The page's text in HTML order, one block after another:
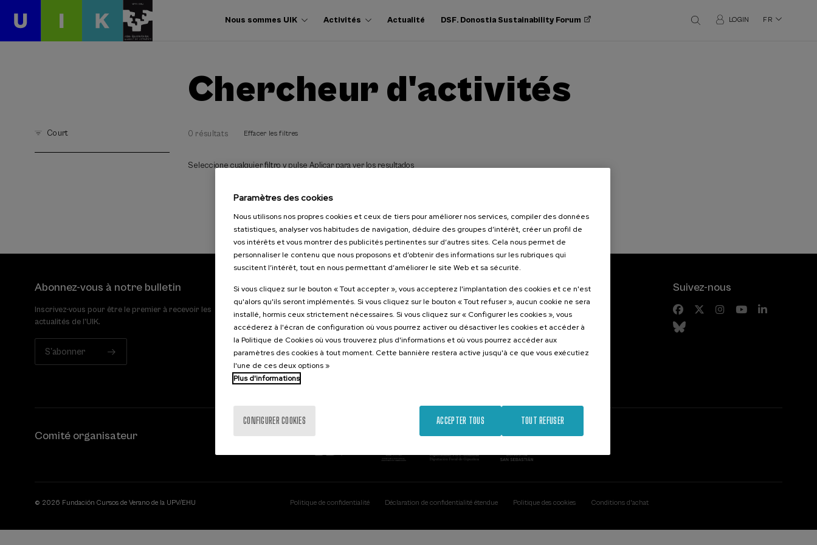
Nous sommes UIK Activités Actualité DSF. Donostia Sustainability Forum LOGIN FR
Chercheur d'activités
Court 0 résultats Effacer les filtres
Seleccione cualquier filtro y pulse Aplicar para ver los resultados
Abonnez-vous à notre bulletin
Inscrivez-vous pour être le premier à recevoir les
actualités de l'UIK.
S'abonner
Contact
20007 Donostia / San Sebastián
Contactez-nous!
Intéressant...
Activités précédentes
Suivez-nous
Comité organisateur
© 2026 Fundación Cursos de Verano de la UPV/EHU Politique de confidentialité Déclaration de confidentialité étendue Politique des cookies Conditions d'achat
Paramètres des cookies
Nous utilisons nos propres cookies et ceux de tiers pour améliorer nos services, compiler des données
statistiques, analyser vos habitudes de navigation, déduire des groupes d’intérêt, créer un profil de
vos intérêts et vous montrer des publicités pertinentes sur d’autres sites. Cela nous permet de
personnaliser le contenu que nous proposons et d’obtenir des informations sur les rubriques qui
suscitent l’intérêt, tout en nous permettant d’améliorer le site Web et sa sécurité.
Si vous cliquez sur le bouton « Tout accepter », vous accepterez l'implantation des cookies et ce n'est
qu'alors qu'ils seront implémentés. Si vous cliquez sur le bouton « Tout refuser », aucun cookie ne sera
installé, hormis ceux strictement nécessaires. Si vous cliquez sur « Configurer les cookies », vous
accéderez à l'écran de configuration où vous pourrez activer ou désactiver les cookies et accéder à
la Politique de Cookies où vous trouverez plus d'informations et où vous pourrez accéder aux
paramètres des cookies à tout moment. Cette bannière restera active jusqu'à ce que vous exécutiez
l'une de ces deux options »
Plus d'informations
CONFIGURER COOKIES TOUT REFUSER
ACCEPTER TOUS